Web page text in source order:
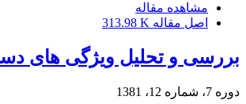
مشاهده مقاله
اصل مقاله 313.98 K
بررسی و تحلیل وی‍‍‍ژگی های
دوره 7، شماره 12، 1381